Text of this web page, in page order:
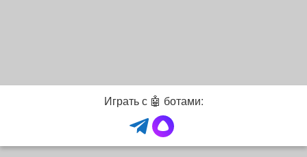
Играть с 🤖 ботами: